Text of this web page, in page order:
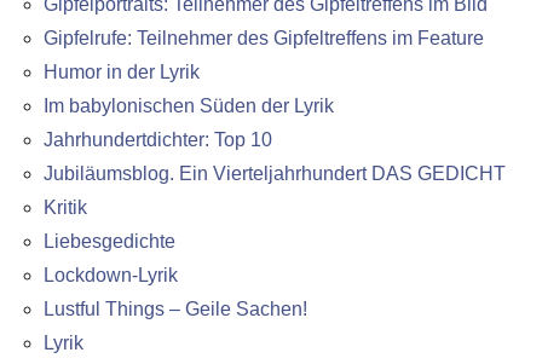
Gipfelrufe: Teilnehmer des Gipfeltreffens im Feature
Humor in der Lyrik
Im babylonischen Süden der Lyrik
Jahrhundertdichter: Top 10
Jubiläumsblog. Ein Vierteljahrhundert DAS GEDICHT
Kritik
Liebesgedichte
Lockdown-Lyrik
Lustful Things – Geile Sachen!
Lyrik